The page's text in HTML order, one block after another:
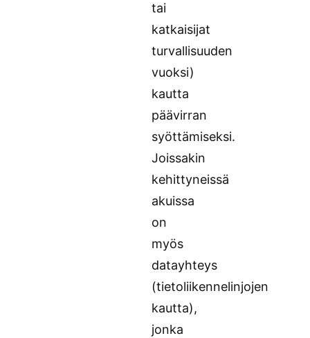
tai
katkaisijat
turvallisuuden
vuoksi)
kautta
päävirran
syöttämiseksi.
Joissakin
kehittyneissä
akuissa
on
myös
datayhteys
(tietoliikennelinjojen
kautta),
jonka